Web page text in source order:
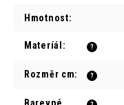
Hmotnost:
?
Materíál :
?
Rozměr cm: